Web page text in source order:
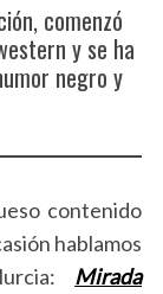
comenzó
y se ha
negro y
contenido
hablamos
Mirada